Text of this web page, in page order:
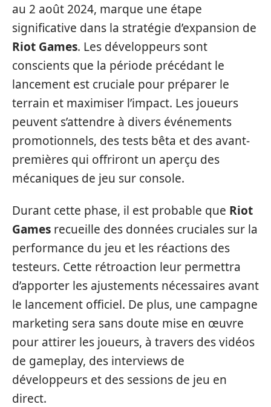
au 2 août 2024, marque une étape
significative dans la stratégie d’expansion de
Riot Games. Les développeurs sont
conscients que la période précédant le
lancement est cruciale pour préparer le
terrain et maximiser l’impact. Les joueurs
peuvent s’attendre à divers événements
promotionnels, des tests bêta et des avant-
premières qui offriront un aperçu des
mécaniques de jeu sur console.
Durant cette phase, il est probable que Riot
Games recueille des données cruciales sur la
performance du jeu et les réactions des
testeurs. Cette rétroaction leur permettra
d’apporter les ajustements nécessaires avant
le lancement officiel. De plus, une campagne
marketing sera sans doute mise en œuvre
pour attirer les joueurs, à travers des vidéos
de gameplay, des interviews de
développeurs et des sessions de jeu en
direct.